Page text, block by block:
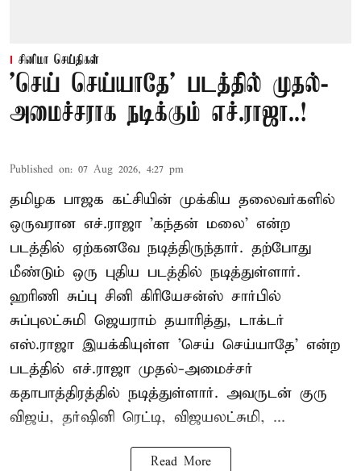
சினிமா செய்திகள்
'செய் செய்யாதே' படத்தில் முதல்-
அமைச்சராக நடிக்கும் எச்.ராஜா..!
Published on: 07 Aug 2026, 4:27 pm
தமிழக பாஜக கட்சியின் முக்கிய தலைவர்களில்
ஒருவரான எச்.ராஜா 'கந்தன் மலை' என்ற
படத்தில் ஏற்கனவே நடித்திருந்தார். தற்போது
மீண்டும் ஒரு புதிய படத்தில் நடித்துள்ளார்.
ஹரிணி சுப்பு சினி கிரியேசன்ஸ் சார்பில்
சுப்புலட்சுமி ஜெயராம் தயாரித்து, டாக்டர்
எஸ்.ராஜா இயக்கியுள்ள 'செய் செய்யாதே' என்ற
படத்தில் எச்.ராஜா முதல்-அமைச்சர்
கதாபாத்திரத்தில் நடித்துள்ளார். அவருடன் குரு
விஜய், தர்ஷினி ரெட்டி, விஜயலட்சுமி, ...
Read More